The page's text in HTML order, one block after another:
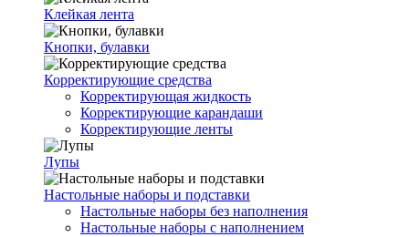
Клейкая лента
Кнопки, булавки
Корректирующие средства
Корректирующая жидкость
Корректирующие карандаши
Корректирующие ленты
Лупы
Настольные наборы и подставки
Настольные наборы без наполнения
Настольные наборы с наполнением